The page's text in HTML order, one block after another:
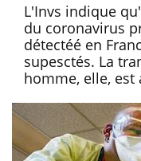
L'Invs indique
du coronavirus
détectéé en
supesctés. La
homme, elle, est